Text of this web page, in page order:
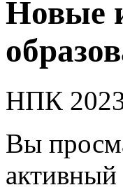
Новые
НПК
Вы